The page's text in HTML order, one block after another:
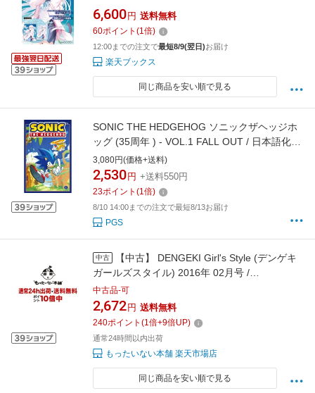
6,600 円 送料無料
60ポイント (1倍)
12:00までの注文で最短8/9(翌日)お届け
楽天ブックス
同じ商品を安い順で見る
SONIC THE HEDGEHOG ソニックザヘッジホ
ッグ (35周年 ) - VOL.1 FALL OUT / 日本語化ア
メコミ / 雑誌・書籍
3,080円(価格+送料)
2,530 円 +送料550円
23ポイント (1倍)
8/10 14:00までの注文で最短8/13お届け
PGS
中古
【中古】 DENGEKI Girl's Style (デンゲキ
ガールズスタイル) 2016年 02月号 /
KADOKAWA/アスキー・メディアワークス [雑
誌]【メール便送料無料】【最短翌日配達対応】
中古品-可
2,672 円 送料無料
240ポイント (1倍+9倍UP)
通常24時間以内出荷
もったいない本舗 楽天市場店
同じ商品を安い順で見る